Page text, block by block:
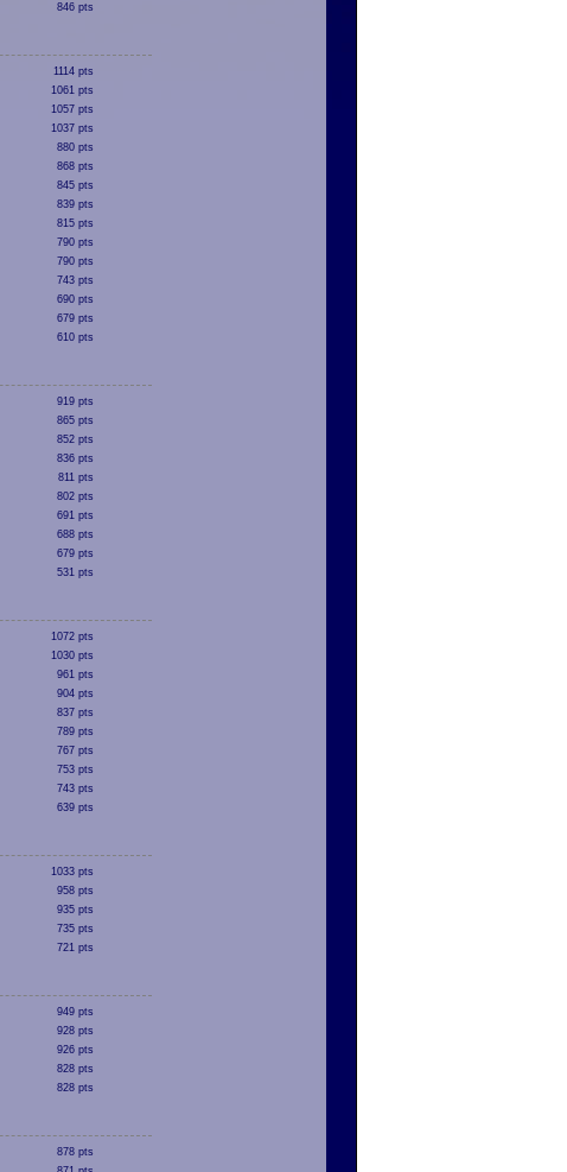
846 pts
1114 pts
1061 pts
1057 pts
1037 pts
880 pts
868 pts
845 pts
839 pts
815 pts
790 pts
790 pts
743 pts
690 pts
679 pts
610 pts
919 pts
865 pts
852 pts
836 pts
811 pts
802 pts
691 pts
688 pts
679 pts
531 pts
1072 pts
1030 pts
961 pts
904 pts
837 pts
789 pts
767 pts
753 pts
743 pts
639 pts
1033 pts
958 pts
935 pts
735 pts
721 pts
949 pts
928 pts
926 pts
828 pts
828 pts
878 pts